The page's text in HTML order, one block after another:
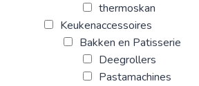
thermoskan
Keukenaccessoires
Bakken en Patisserie
Deegrollers
Pastamachines